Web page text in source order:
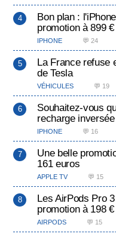
Bon plan :
promotion à 899 €
IPHONE 💬 24
La France refuse
de Tesla
VÉHICULES 💬 19
Souhaitez-vous
recharge inversée
IPHONE 💬 16
Une belle
161 euros
APPLE TV 💬 15
Les AirPods Pro
promotion à 198 €
AIRPODS 💬 15